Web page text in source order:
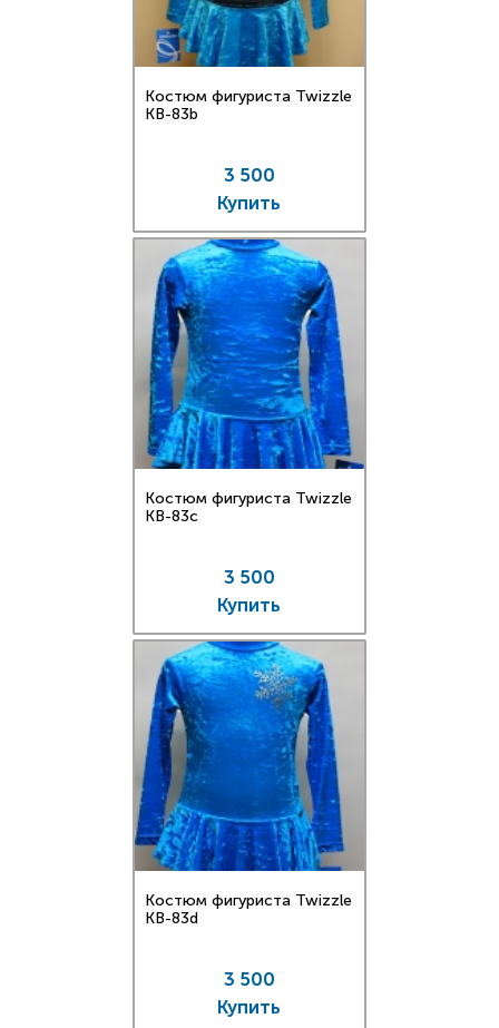
Костюм фигуриста Twizzle
KB-83b
3 500
Купить
Костюм фигуриста Twizzle
KB-83c
3 500
Купить
Костюм фигуриста Twizzle
KB-83d
3 500
Купить